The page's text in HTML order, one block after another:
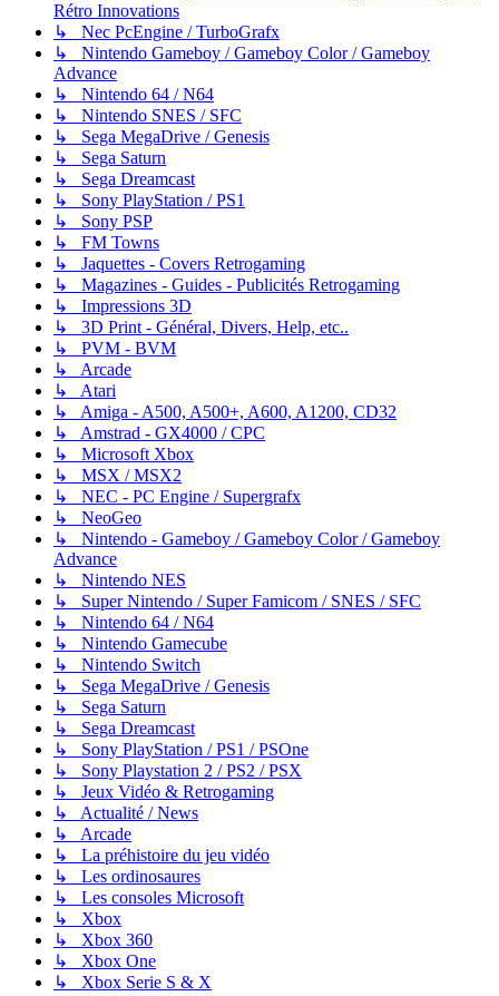
Rétro Innovations
↳ Nec PcEngine / TurboGrafx
↳ Nintendo Gameboy / Gameboy Color / Gameboy
Advance
↳ Nintendo 64 / N64
↳ Nintendo SNES / SFC
↳ Sega MegaDrive / Genesis
↳ Sega Saturn
↳ Sega Dreamcast
↳ Sony PlayStation / PS1
↳ Sony PSP
↳ FM Towns
↳ Jaquettes - Covers Retrogaming
↳ Magazines - Guides - Publicités Retrogaming
↳ Impressions 3D
↳ 3D Print - Général, Divers, Help, etc..
↳ PVM - BVM
↳ Arcade
↳ Atari
↳ Amiga - A500, A500+, A600, A1200, CD32
↳ Amstrad - GX4000 / CPC
↳ Microsoft Xbox
↳ MSX / MSX2
↳ NEC - PC Engine / Supergrafx
↳ NeoGeo
↳ Nintendo - Gameboy / Gameboy Color / Gameboy
Advance
↳ Nintendo NES
↳ Super Nintendo / Super Famicom / SNES / SFC
↳ Nintendo 64 / N64
↳ Nintendo Gamecube
↳ Nintendo Switch
↳ Sega MegaDrive / Genesis
↳ Sega Saturn
↳ Sega Dreamcast
↳ Sony PlayStation / PS1 / PSOne
↳ Sony Playstation 2 / PS2 / PSX
↳ Jeux Vidéo & Retrogaming
↳ Actualité / News
↳ Arcade
↳ La préhistoire du jeu vidéo
↳ Les ordinosaures
↳ Les consoles Microsoft
↳ Xbox
↳ Xbox 360
↳ Xbox One
↳ Xbox Serie S & X